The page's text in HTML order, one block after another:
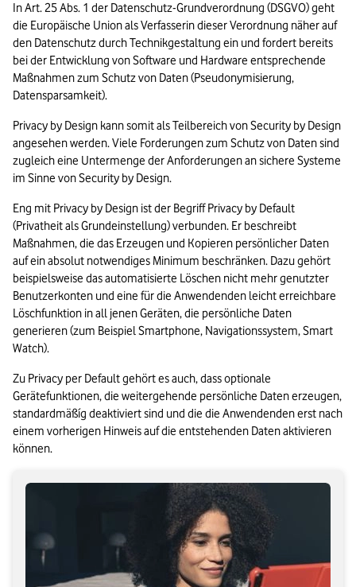
In Art. 25 Abs. 1 der Datenschutz-Grundverordnung (DSGVO) geht
die Europäische Union als Verfasserin dieser Verordnung näher auf
den Datenschutz durch Technikgestaltung ein und fordert bereits
bei der Entwicklung von Software und Hardware entsprechende
Maßnahmen zum Schutz von Daten (Pseudonymisierung,
Datensparsamkeit).
Privacy by Design kann somit als Teilbereich von Security by Design
angesehen werden. Viele Forderungen zum Schutz von Daten sind
zugleich eine Untermenge der Anforderungen an sichere Systeme
im Sinne von Security by Design.
Eng mit Privacy by Design ist der Begriff Privacy by Default
(Privatheit als Grundeinstellung) verbunden. Er beschreibt
Maßnahmen, die das Erzeugen und Kopieren persönlicher Daten
auf ein absolut notwendiges Minimum beschränken. Dazu gehört
beispielsweise das automatisierte Löschen nicht mehr genutzter
Benutzerkonten und eine für die Anwendenden leicht erreichbare
Löschfunktion in all jenen Geräten, die persönliche Daten
generieren (zum Beispiel Smartphone, Navigationssystem, Smart
Watch).
Zu Privacy per Default gehört es auch, dass optionale
Gerätefunktionen, die weitergehende persönliche Daten erzeugen,
standardmäßíg deaktiviert sind und die die Anwendenden erst nach
einem vorherigen Hinweis auf die entstehenden Daten aktivieren
können.